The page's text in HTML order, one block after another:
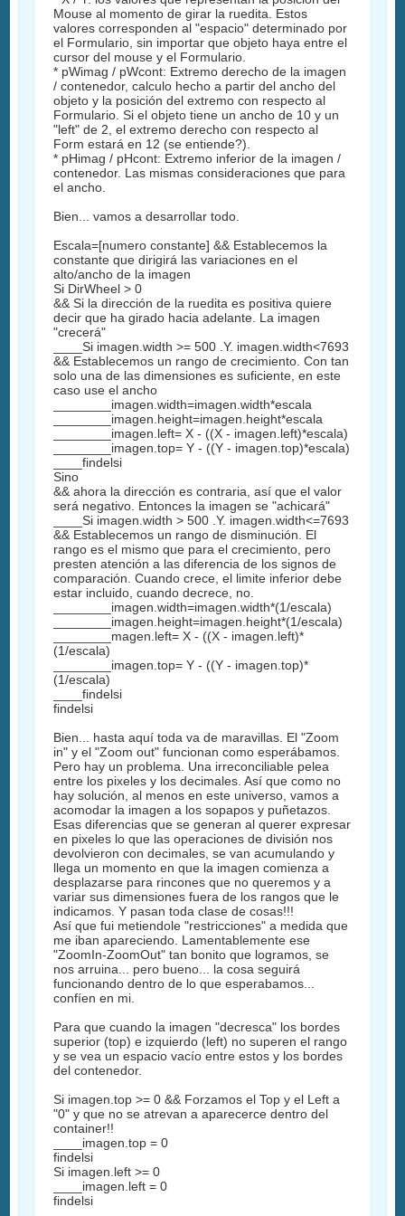
Mouse al momento de girar la ruedita. Estos
valores corresponden al "espacio" determinado por
el Formulario, sin importar que objeto haya entre el
cursor del mouse y el Formulario.
* pWimag / pWcont: Extremo derecho de la imagen
/ contenedor, calculo hecho a partir del ancho del
objeto y la posición del extremo con respecto al
Formulario. Si el objeto tiene un ancho de 10 y un
"left" de 2, el extremo derecho con respecto al
Form estará en 12 (se entiende?).
* pHimag / pHcont: Extremo inferior de la imagen /
contenedor. Las mismas consideraciones que para
el ancho.
Bien... vamos a desarrollar todo.
Escala=[numero constante] && Establecemos la
constante que dirigirá las variaciones en el
alto/ancho de la imagen
Si DirWheel > 0
&& Si la dirección de la ruedita es positiva quiere
decir que ha girado hacia adelante. La imagen
"crecerá"
____Si imagen.width >= 500 .Y. imagen.width<7693
&& Establecemos un rango de crecimiento. Con tan
solo una de las dimensiones es suficiente, en este
caso use el ancho
________imagen.width=imagen.width*escala
________imagen.height=imagen.height*escala
________imagen.left= X - ((X - imagen.left)*escala)
________imagen.top= Y - ((Y - imagen.top)*escala)
____findelsi
Sino
&& ahora la dirección es contraria, así que el valor
será negativo. Entonces la imagen se "achicará"
____Si imagen.width > 500 .Y. imagen.width<=7693
&& Establecemos un rango de disminución. El
rango es el mismo que para el crecimiento, pero
presten atención a las diferencia de los signos de
comparación. Cuando crece, el limite inferior debe
estar incluido, cuando decrece, no.
________imagen.width=imagen.width*(1/escala)
________imagen.height=imagen.height*(1/escala)
________magen.left= X - ((X - imagen.left)*
(1/escala)
________imagen.top= Y - ((Y - imagen.top)*
(1/escala)
____findelsi
findelsi
Bien... hasta aquí toda va de maravillas. El "Zoom
in" y el "Zoom out" funcionan como esperábamos.
Pero hay un problema. Una irreconciliable pelea
entre los pixeles y los decimales. Así que como no
hay solución, al menos en este universo, vamos a
acomodar la imagen a los sopapos y puñetazos.
Esas diferencias que se generan al querer expresar
en pixeles lo que las operaciones de división nos
devolvieron con decimales, se van acumulando y
llega un momento en que la imagen comienza a
desplazarse para rincones que no queremos y a
variar sus dimensiones fuera de los rangos que le
indicamos. Y pasan toda clase de cosas!!!
Así que fui metiendole "restricciones" a medida que
me iban apareciendo. Lamentablemente ese
"ZoomIn-ZoomOut" tan bonito que logramos, se
nos arruina... pero bueno... la cosa seguirá
funcionando dentro de lo que esperabamos...
confíen en mi.
Para que cuando la imagen "decresca" los bordes
superior (top) e izquierdo (left) no superen el rango
y se vea un espacio vacío entre estos y los bordes
del contenedor.
Si imagen.top >= 0 && Forzamos el Top y el Left a
"0" y que no se atrevan a aparecerce dentro del
container!!
____imagen.top = 0
findelsi
Si imagen.left >= 0
____imagen.left = 0
findelsi